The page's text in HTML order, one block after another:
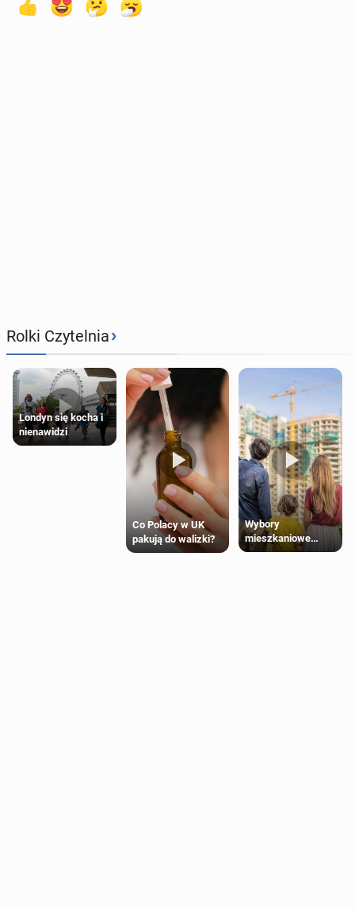
Rolki Czytelnia›
Londyn się kocha i
nienawidzi
Co Polacy w UK
pakują do walizki?
Wybory
mieszkaniowe
Polaków 2025